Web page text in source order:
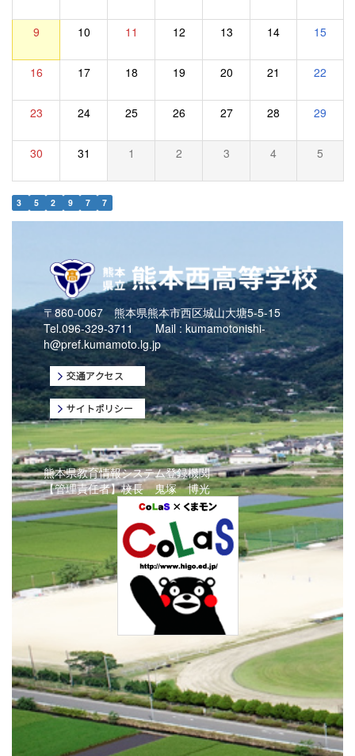
9 10 11 12 13 14 15
16 17 18 19 20 21 22
23 24 25 26 27 28 29
30 31 1 2 3 4 5
3 5 2 9 7 7
〒860-0067 熊本県熊本市西区城山大塘5-5-15
Tel.096-329-3711 Mail : kumamotonishi-
h@pref.kumamoto.lg.jp
熊本県教育情報システム登録機関
【管理責任者】校長 鬼塚 博光